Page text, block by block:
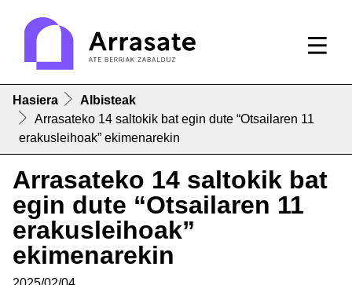
Hasiera
Albisteak
Arrasateko 14 saltokik bat egin dute “Otsailaren 11
erakusleihoak” ekimenarekin
Arrasateko 14 saltokik bat
egin dute “Otsailaren 11
erakusleihoak”
ekimenarekin